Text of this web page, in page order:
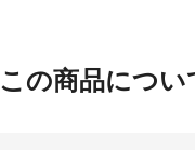
この商品につい